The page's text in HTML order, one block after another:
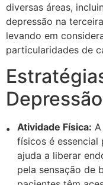
diversas áreas,
depressão na
levando em
particularidades de
Depressão
Atividade Física:
físicos é essencial
ajuda a liberar
pela sensação de